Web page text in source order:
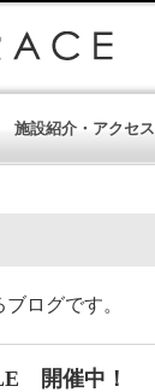
施設紹介・アクセス
ログです。
開催中！